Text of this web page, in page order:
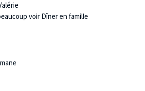
voir Dîner en famille